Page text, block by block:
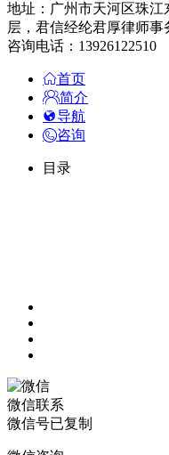
地址：广州市天河区珠江
层，君信经纶君厚律师
咨询电话：13926122510
首页
简介
导航
咨询
目录
微信联系
微信号已复制